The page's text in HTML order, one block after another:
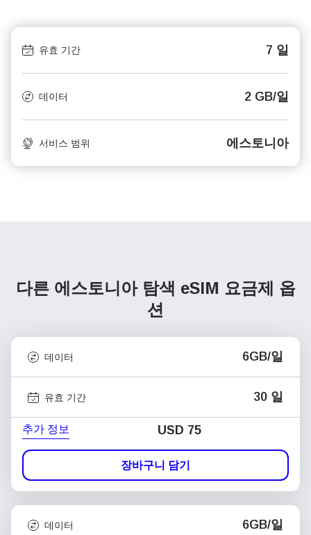
유효 기간 7 일
데이터 2 GB/일
서비스 범위 에스토니아
다른 에스토니아 탐색 eSIM 요금제 옵
션
데이터 6GB/일
유효 기간 30 일
추가 정보 USD 75
장바구니 담기
데이터 6GB/일